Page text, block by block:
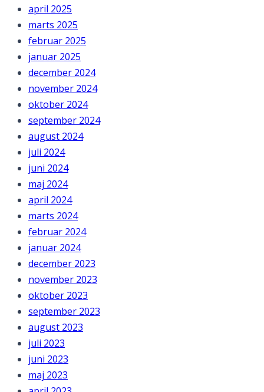
april 2025
marts 2025
februar 2025
januar 2025
december 2024
november 2024
oktober 2024
september 2024
august 2024
juli 2024
juni 2024
maj 2024
april 2024
marts 2024
februar 2024
januar 2024
december 2023
november 2023
oktober 2023
september 2023
august 2023
juli 2023
juni 2023
maj 2023